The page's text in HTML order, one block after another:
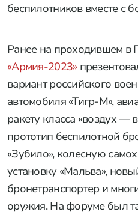
беспилотников вместе с
Ранее на проходившем в
«Армия-2023»
вариант российского
автомобиля «Тигр-М»,
ракету класса «воздух
прототип беспилотной
«Зубило», колесную
установку «Мальва»,
бронетранспортер и
оружия. На форуме был